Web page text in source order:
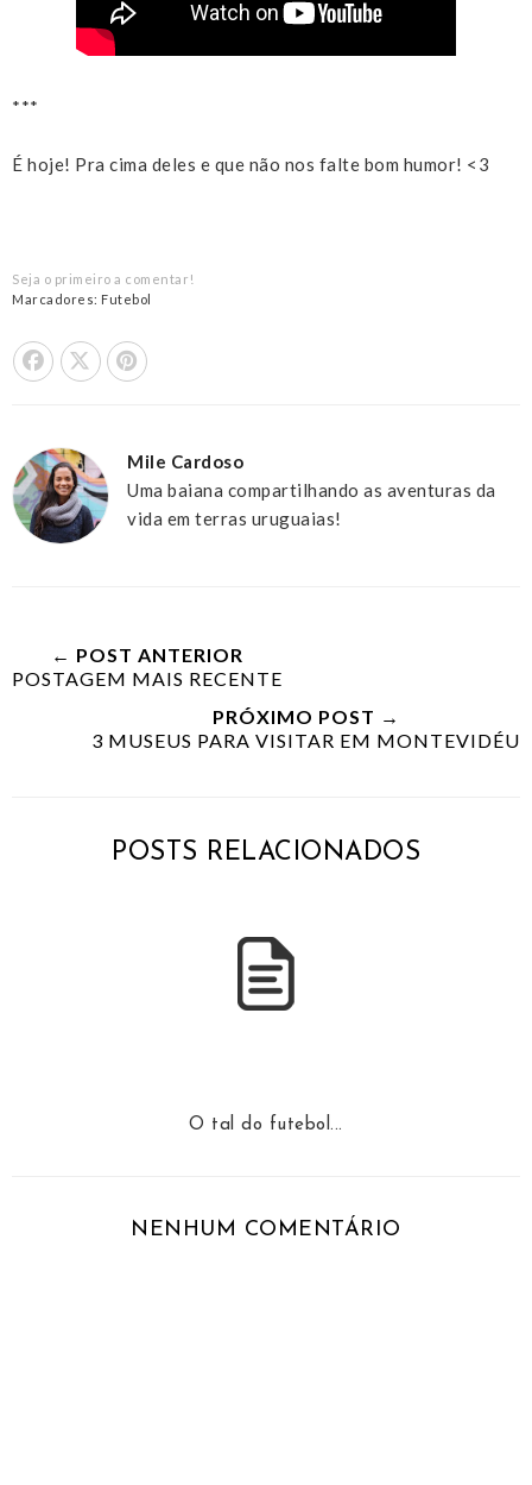
***
É hoje! Pra cima deles e que não nos falte bom humor! <3
Seja o primeiro a comentar!
Marcadores: Futebol
Share On Facebook
Tweet This
Mile Cardoso
Uma baiana compartilhando as aventuras da
vida em terras uruguaias!
← POST ANTERIOR
POSTAGEM MAIS RECENTE
PRÓXIMO POST →
3 MUSEUS PARA VISITAR EM MONTEVIDÉU
POSTS RELACIONADOS
O tal do futebol...
NENHUM COMENTÁRIO